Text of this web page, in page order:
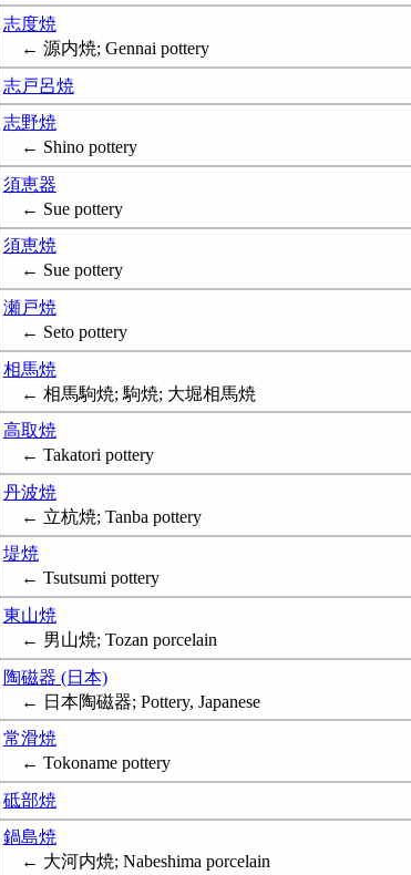
志度焼
← 源内焼; Gennai pottery
志戸呂焼
志野焼
← Shino pottery
須恵器
← Sue pottery
須恵焼
← Sue pottery
瀬戸焼
← Seto pottery
相馬焼
← 相馬駒焼; 駒焼; 大堀相馬焼
高取焼
← Takatori pottery
丹波焼
← 立杭焼; Tanba pottery
堤焼
← Tsutsumi pottery
東山焼
← 男山焼; Tozan porcelain
陶磁器 (日本)
← 日本陶磁器; Pottery, Japanese
常滑焼
← Tokoname pottery
砥部焼
鍋島焼
← 大河内焼; Nabeshima porcelain